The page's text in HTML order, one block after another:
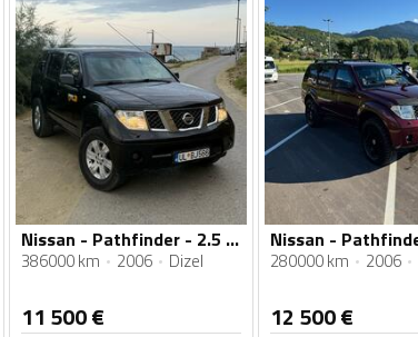
Nissan - Pathfinder - 2.5 CDI
386000 km 2006 Dizel
11 500€
280000 km 2006
12 500€